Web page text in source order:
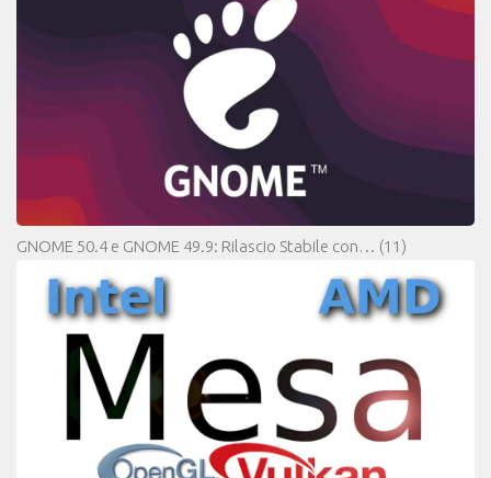
GNOME 50.4 e GNOME 49.9: Rilascio Stabile con… (11)